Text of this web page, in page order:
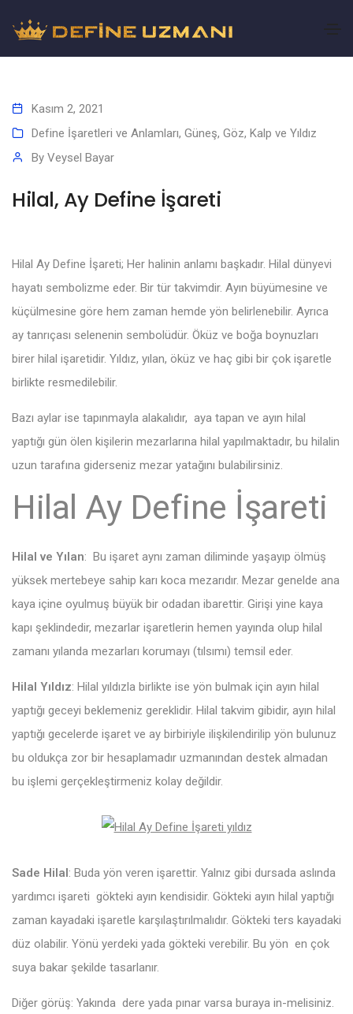
Kasım 2, 2021
Define İşaretleri ve Anlamları, Güneş, Göz, Kalp ve Yıldız
By Veysel Bayar
Hilal, Ay Define İşareti
Hilal Ay Define İşareti; Her halinin anlamı başkadır. Hilal dünyevi
hayatı sembolizme eder. Bir tür takvimdir. Ayın büyümesine ve
küçülmesine göre hem zaman hemde yön belirlenebilir. Ayrıca
ay tanrıçası selenenin sembolüdür. Öküz ve boğa boynuzları
birer hilal işaretidir. Yıldız, yılan, öküz ve haç gibi bir çok işaretle
birlikte resmedilebilir.
Bazı aylar ise tapınmayla alakalıdır, aya tapan ve ayın hilal
yaptığı gün ölen kişilerin mezarlarına hilal yapılmaktadır, bu hilalin
uzun tarafına giderseniz mezar yatağını bulabilirsiniz.
Hilal Ay Define İşareti
Hilal ve Yılan: Bu işaret aynı zaman diliminde yaşayıp ölmüş
yüksek mertebeye sahip karı koca mezarıdır. Mezar genelde ana
kaya içine oyulmuş büyük bir odadan ibarettir. Girişi yine kaya
kapı şeklindedir, mezarlar işaretlerin hemen yayında olup hilal
zamanı yılanda mezarları korumayı (tılsımı) temsil eder.
Hilal Yıldız: Hilal yıldızla birlikte ise yön bulmak için ayın hilal
yaptığı geceyi beklemeniz gereklidir. Hilal takvim gibidir, ayın hilal
yaptığı gecelerde işaret ve ay birbiriyle ilişkilendirilip yön bulunuz
bu oldukça zor bir hesaplamadır uzmanından destek almadan
bu işlemi gerçekleştirmeniz kolay değildir.
Sade Hilal: Buda yön veren işarettir. Yalnız gibi dursada aslında
yardımcı işareti gökteki ayın kendisidir. Gökteki ayın hilal yaptığı
zaman kayadaki işaretle karşılaştırılmalıdır. Gökteki ters kayadaki
düz olabilir. Yönü yerdeki yada gökteki verebilir. Bu yön en çok
suya bakar şekilde tasarlanır.
Diğer görüş: Yakında dere yada pınar varsa buraya in-melisiniz.